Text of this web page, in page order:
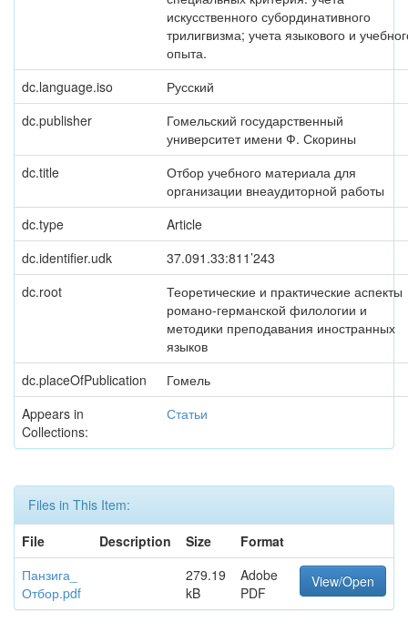
искусственного субординативного
трилигвизма; учета языкового и
опыта.
dc.language.iso
Русский
dc.publisher
Гомельский государственный
университет имени Ф. Скорины
dc.title
Отбор учебного материала для
организации внеаудиторной работы
dc.type
Article
dc.identifier.udk
37.091.33:811’243
dc.root
Теоретические и практические аспекты
романо-германской филологии и
методики преподавания иностранных
языков
dc.placeOfPublication
Гомель
Appears in
Collections:
Статьи
Files in This Item:
File
Description Size
Format
Панзига_
Отбор.pdf
279.19
kB
Adobe
PDF
View/Open